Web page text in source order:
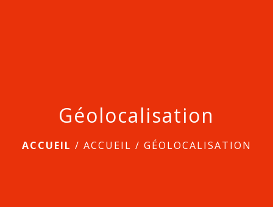
Géolocalisation
ACCUEIL / ACCUEIL / GÉOLOCALISATION